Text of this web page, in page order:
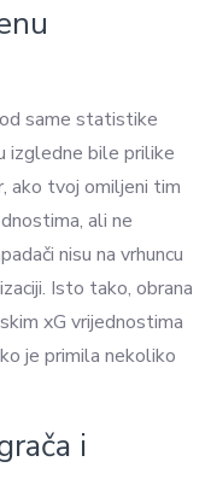
same statistike
izgledne bile prilike
ako tvoj omiljeni tim
ali ne
nisu na vrhuncu
Isto tako, obrana
xG vrijednostima
je primila nekoliko
i